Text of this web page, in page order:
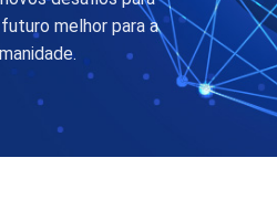
melhor para a